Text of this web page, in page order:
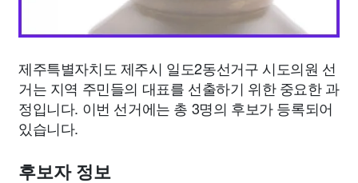
제주특별자치도 제주시 일도2동선거구 시도의원 선
거는 지역 주민들의 대표를 선출하기 위한 중요한 과
정입니다. 이번 선거에는 총 3명의 후보가 등록되어
있습니다.
후보자 정보